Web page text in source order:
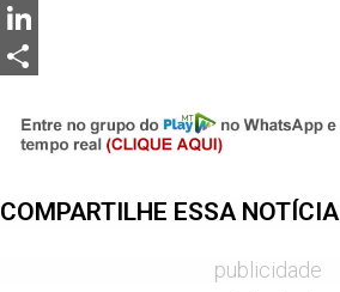
Messenger
LinkedIn
COMPARTILHE ESSA NOTÍCIA
publicidade